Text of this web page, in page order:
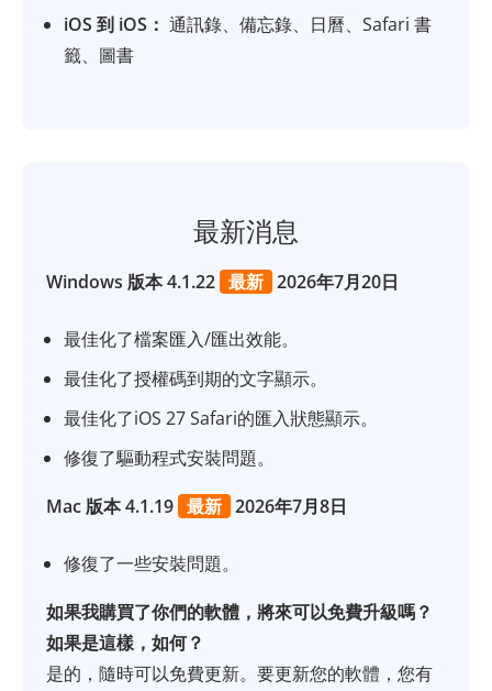
iOS 到 iOS： 通訊錄、備忘錄、日曆、Safari 書
籤、圖書
最新消息
Windows 版本 4.1.22 最新 2026年7月20日
最佳化了檔案匯入/匯出效能。
最佳化了授權碼到期的文字顯示。
最佳化了iOS 27 Safari的匯入狀態顯示。
修復了驅動程式安裝問題。
Mac 版本 4.1.19 最新 2026年7月8日
修復了一些安裝問題。
如果我購買了你們的軟體，將來可以免費升級嗎？
如果是這樣，如何？
是的，隨時可以免費更新。要更新您的軟體，您有